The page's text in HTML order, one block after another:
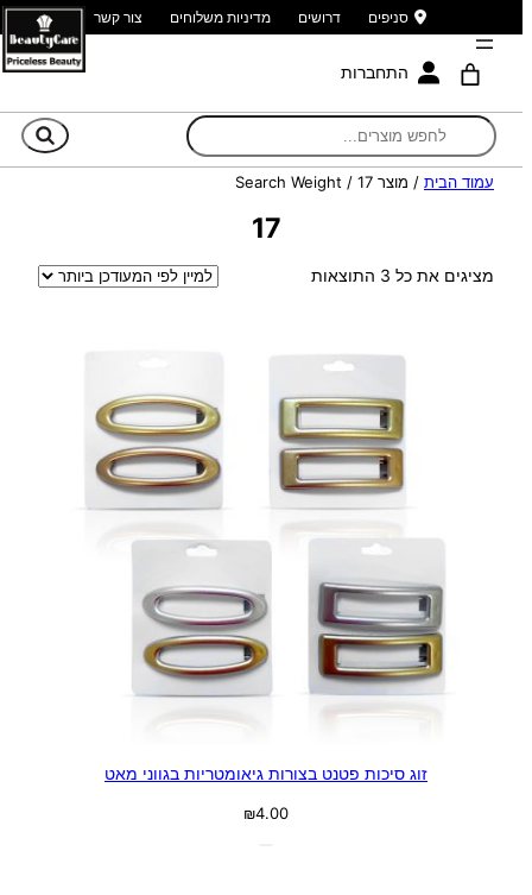
סניפים דרושים מדיניות משלוחים צור קשר
התחברות
עמוד הבית / מוצר Search Weight / 17
17
מציגים את כל ⁦3⁩ התוצאות
ממוין
זוג סיכות פטנט בצורות גיאומטריות בגווני מאט
₪4.00